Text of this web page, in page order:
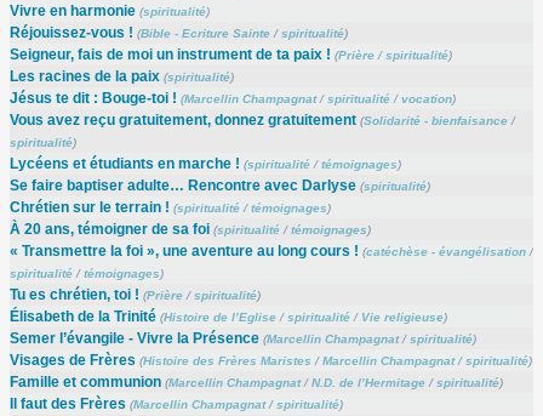
Vivre en harmonie (spiritualité)
Réjouissez-vous ! (Bible - Ecriture Sainte/ spiritualité)
Seigneur, fais de moi un instrument de ta paix ! (Prière/spiritualité)
Les racines de la paix (spiritualité)
Jésus te dit : Bouge-toi ! (Marcellin Champagnat/spiritualité/vocation)
Vous avez reçu gratuitement, donnez gratuitement (Solidarité - bienfaisance/
spiritualité)
Lycéens et étudiants en marche ! (spiritualité/témoignages)
Se faire baptiser adulte… Rencontre avec Darlyse (spiritualité)
Chrétien sur le terrain ! (spiritualité/témoignages)
À 20 ans, témoigner de sa foi (spiritualité/témoignages)
« Transmettre la foi », une aventure au long cours ! (catéchèse - évangélisation/
spiritualité/témoignages)
Tu es chrétien, toi ! (Prière/ spiritualité)
Élisabeth de la Trinité (Histoire de l’Eglise/spiritualité/ Vie religieuse)
Semer l’évangile - Vivre la Présence (Marcellin Champagnat/ spiritualité)
Visages de Frères (Histoire des Frères Maristes /Marcellin Champagnat/spiritualité)
Famille et communion (Marcellin Champagnat/N.D. de l’Hermitage/ spiritualité)
Il faut des Frères (Marcellin Champagnat/spiritualité)